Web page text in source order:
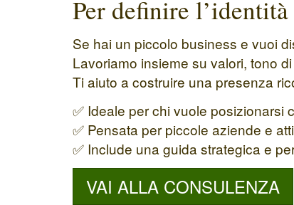
Per definire
Se hai un piccolo business e vuoi
Lavoriamo insieme su valori, tono
Ti aiuto a costruire una presenza
✅ Ideale per chi vuole posizionarsi
✅ Pensata per piccole aziende e
✅ Include una guida strategica e
VAI ALLA CONSULENZA